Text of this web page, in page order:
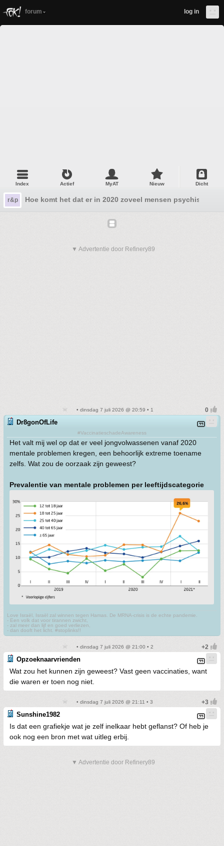
forum log in
Index Actief MyAT Nieuw Dicht
r&p Hoe komt het dat er in 2020 zoveel mensen psychische
▼ Advertentie door Refinery89
• dinsdag 7 juli 2026 @ 20:59 • 1
Dr8gonOfLife
#VaccinatieschadeAwareness
Het valt mij wel op dat er veel jongvolwassenen vanaf 2020
mentale problemen kregen, een behoorlijk extreme toename
zelfs. Wat zou de oorzaak zijn geweest?
Prevalentie van mentale problemen per leeftijdscategorie
Love Israël, Israël zal winnen tegen Hamas. De MRNA-crisis is de echte pandemie.
- Een volk dat voor tirannen zwicht,
- zal meer dan lijf en goed verliezen,
- dan dooft het licht. #stoplinks!!
• dinsdag 7 juli 2026 @ 21:00 • 2
Opzoeknaarvrienden
Wat zou het kunnen zijn geweest? Vast geen vaccinaties, want
die waren er toen nog niet.
• dinsdag 7 juli 2026 @ 21:11 • 3
Sunshine1982
Is dat een grafiekje wat je zelf inelkaar hebt geflanst? Of heb je
ook nog een bron met wat uitleg erbij.
▼ Advertentie door Refinery89